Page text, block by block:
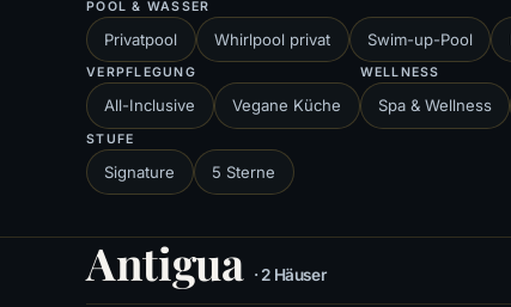
POOL & WASSER
Privatpool Whirlpool privat Swim-up-Pool
VERPFLEGUNG
All-Inclusive Vegane Küche
WELLNESS
Spa & Wellness
STUFE
Signature 5 Sterne
Antigua · 2 Häuser